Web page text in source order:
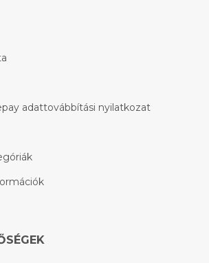
adattovábbítási nyilatkozat